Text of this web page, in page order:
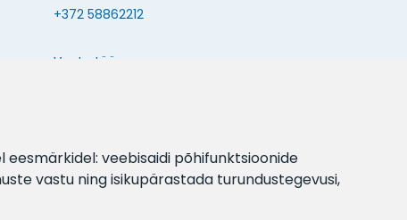
eesmärkidel: veebisaidi põhifunktsioonide
vastu ning isikupärastada turundustegevusi,
+372 58862212
Vaata tööaegu
JÄLGI MEID: